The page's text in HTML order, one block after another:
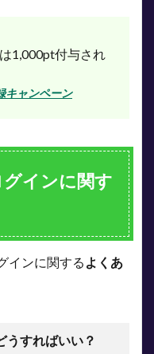
1,000pt付与され
キャンペーン
インに関す
インに関する よくあ
うすればいい？